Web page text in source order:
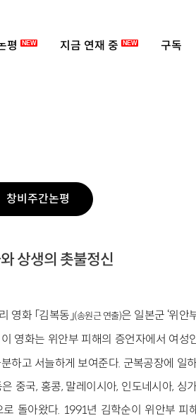
평 NEW 지금 연재 중 NEW 구독
창비주간논평
상생의 촛불정신
영화 「김복동」(송원근 연출)은 일본군 ‘위안
영화는 위안부 피해의 증언자에서 여성
하고 서늘하게 보여준다. 군복공장에 일
중국, 홍콩, 말레이시아, 인도네시아, 싱
돌아왔다. 1991년 김학순이 위안부 피